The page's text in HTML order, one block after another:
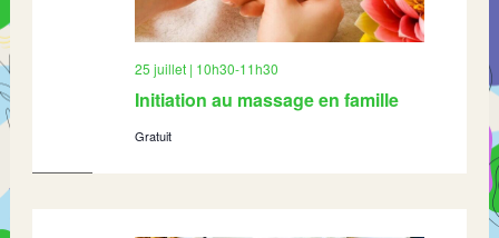
Initiation au massage en famille
25 juillet | 10h30-11h30
Gratuit